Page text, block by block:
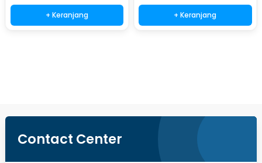
+ Keranjang + Keranjang
Contact Center